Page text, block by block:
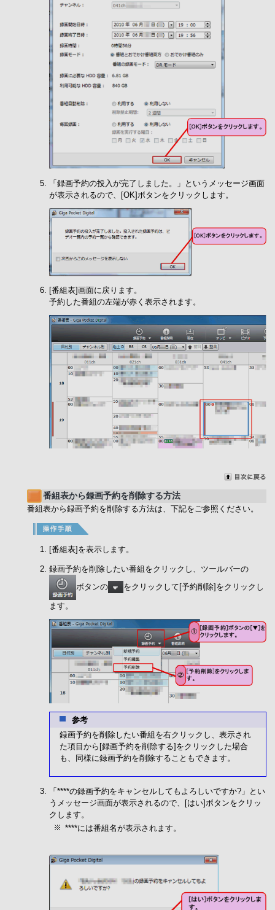
「録画予約の投入が完了しました。」というメッセージ画面
が表示されるので、[OK]ボタンをクリックします。
[番組表]画面に戻ります。
予約した番組の左端が赤く表示されます。
番組表から録画予約を削除する方法
番組表から録画予約を削除する方法は、下記をご参照ください。
[番組表]を表示します。
録画予約を削除したい番組をクリックし、ツールバーの
ボタンの
をクリックして[予約削除]をクリックし
ます。
参考
録画予約を削除したい番組を右クリックし、表示され
た項目から[録画予約を削除する]をクリックした場合
も、同様に録画予約を削除することもできます。
「****の録画予約をキャンセルしてもよろしいですか?」とい
うメッセージ画面が表示されるので、[はい]ボタンをクリッ
クします。
****には番組名が表示されます。